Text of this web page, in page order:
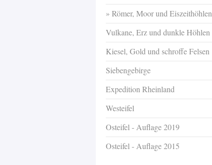
Römer, Moor und Eiszeithöhlen
Vulkane, Erz und dunkle Höhlen
Kiesel, Gold und schroffe Felsen
Siebengebirge
Expedition Rheinland
Westeifel
Osteifel - Auflage 2019
Osteifel - Auflage 2015